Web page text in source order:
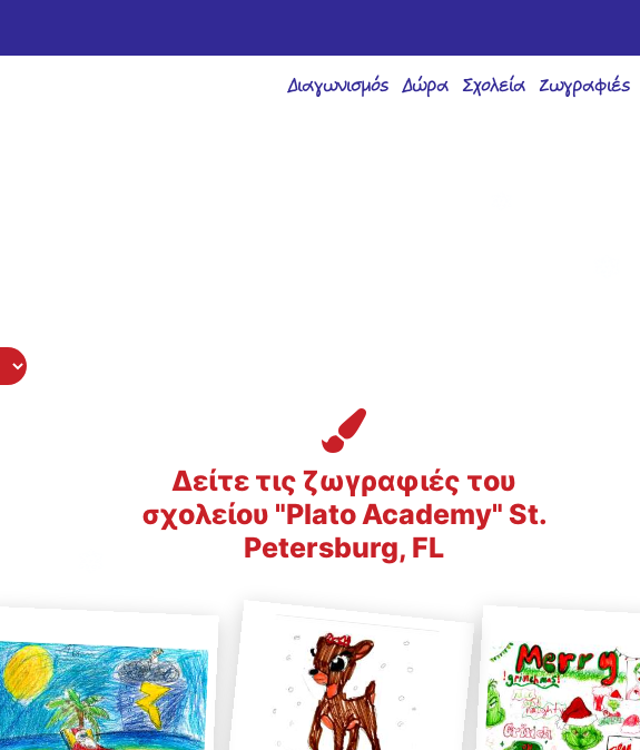
Διαγωνισμός Δώρα Σχολεία Ζωγραφιές
Δείτε τις ζωγραφιές του
σχολείου "Plato Academy" St.
Petersburg, FL